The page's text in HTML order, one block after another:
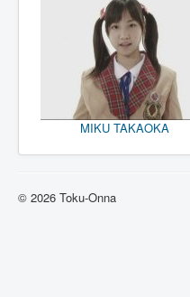
Personnages
Épisodes
Chronologie
Fanservice
MIKU TAKAOKA
© 2026 Toku-Onna